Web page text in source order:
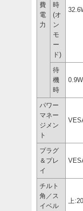
費
電
力
時
(オ
ン
モ
ー
ド)
待
機
時
0.9W
パワー
マネー
ジメン
ト
プラグ
＆プレ
イ
チルト
角／ス
イベル
上